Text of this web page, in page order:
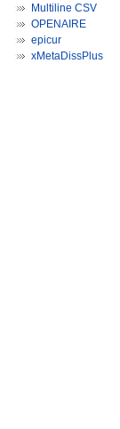
Multiline CSV
OPENAIRE
epicur
xMetaDissPlus